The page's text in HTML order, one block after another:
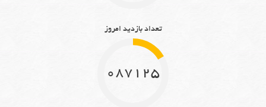
تعداد بازدید امروز
10871251